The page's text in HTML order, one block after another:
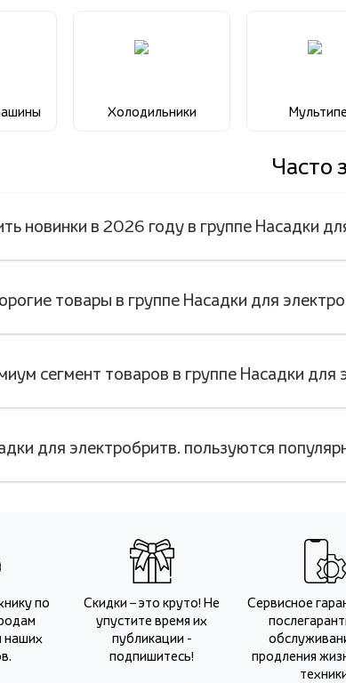
Холодильники
Часто
новинки в 2026 году в группе Насадки
товары в группе Насадки для
сегмент товаров в группе Насадки для
для электробритв. пользуются
по
наших
Скидки – это круто! Не
упустите время их
публикации -
подпишитесь!
Сервисное
продления